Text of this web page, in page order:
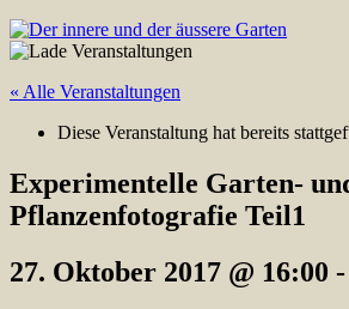
« Alle Veranstaltungen
Diese Veranstaltung hat bereits
Experimentelle Garten-
Pflanzenfotografie Teil1
27. Oktober 2017 @ 16:00 -